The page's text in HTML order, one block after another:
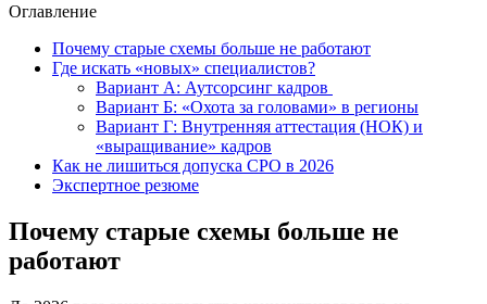
Оглавление
Почему старые схемы больше не работают
Где искать «новых» специалистов?
Вариант А: Аутсорсинг кадров
Вариант Б: «Охота за головами» в регионы
Вариант Г: Внутренняя аттестация (НОК) и
«выращивание» кадров
Как не лишиться допуска СРО в 2026
Экспертное резюме
Почему старые схемы больше не
работают